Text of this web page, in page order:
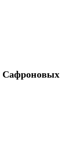
Сафроновых